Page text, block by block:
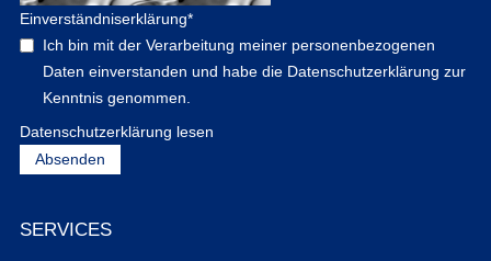
Einverständniserklärung*
Ich bin mit der Verarbeitung meiner personenbezogenen
Daten einverstanden und habe die Datenschutzerklärung zur
Kenntnis genommen.
Datenschutzerklärung lesen
SERVICES